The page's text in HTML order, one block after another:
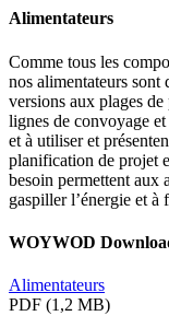
Alimentateurs
Comme tous les
nos alimentateurs sont
versions aux plages
lignes de convoyage
et à utiliser et
planification de projet
besoin permettent aux
gaspiller l’énergie et à
WOYWOD
Alimentateurs
PDF (1,2 MB)